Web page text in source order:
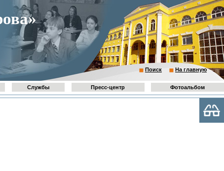
Поиск На главную
Службы Пресс-центр Фотоальбом